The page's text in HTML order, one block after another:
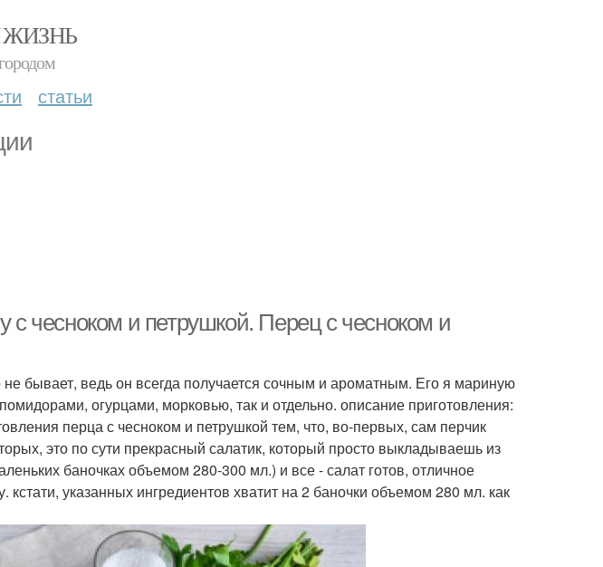
статьи
с чесноком и петрушкой. Перец с чесноком и
не бывает, ведь он всегда получается сочным и ароматным. Его я мариную
огурцами, морковью, так и отдельно. описание приготовления:
перца с чесноком и петрушкой тем, что, во-первых, сам перчик
это по сути прекрасный салатик, который просто выкладываешь из
баночках объемом 280-300 мл.) и все - салат готов, отличное
указанных ингредиентов хватит на 2 баночки объемом 280 мл. как